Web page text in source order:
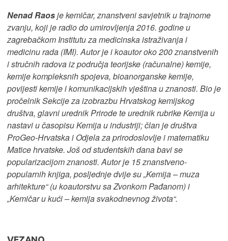
Nenad Raosje kemičar, znanstveni savjetnik u trajnome
zvanju, koji je radio do umirovljenja 2016. godine u
zagrebačkom Institutu za medicinska istraživanja i
medicinu rada (IMI). Autor je i koautor oko 200 znanstvenih
i stručnih radova iz područja teorijske (računalne) kemije,
kemije kompleksnih spojeva, bioanorganske kemije,
povijesti kemije i komunikacijskih vještina u znanosti. Bio je
pročelnik Sekcije za izobrazbu Hrvatskog kemijskog
društva, glavni urednik Prirode te urednik rubrike Kemija u
nastavi u časopisu Kemija u industriji; član je društva
ProGeo-Hrvatska i Odjela za prirodoslovlje i matematiku
Matice hrvatske. Još od studentskih dana bavi se
popularizacijom znanosti. Autor je 15 znanstveno-
popularnih knjiga, posljednje dvije su „Kemija – muza
arhitekture“ (u koautorstvu sa Zvonkom Pađanom) i
„Kemičar u kući – kemija svakodnevnog života“.